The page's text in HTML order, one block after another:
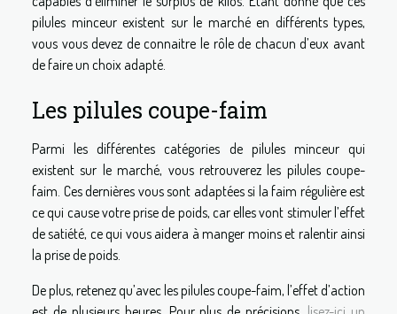
pilules minceur existent sur le marché en différents types,
vous vous devez de connaitre le rôle de chacun d’eux avant
de faire un choix adapté.
Les pilules coupe-faim
Parmi les différentes catégories de pilules minceur qui
existent sur le marché, vous retrouverez les pilules coupe-
faim. Ces dernières vous sont adaptées si la faim régulière est
ce qui cause votre prise de poids, car elles vont stimuler l’effet
de satiété, ce qui vous aidera à manger moins et ralentir ainsi
la prise de poids.
De plus, retenez qu’avec les pilules coupe-faim, l’effet d’action